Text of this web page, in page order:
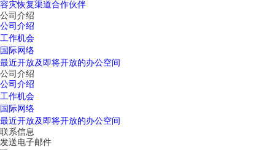
容灾恢复渠道合作伙伴
公司介绍
公司介绍
工作机会
国际网络
最近开放及即将开放的办公空间
公司介绍
公司介绍
工作机会
国际网络
最近开放及即将开放的办公空间
联系信息
发送电子邮件